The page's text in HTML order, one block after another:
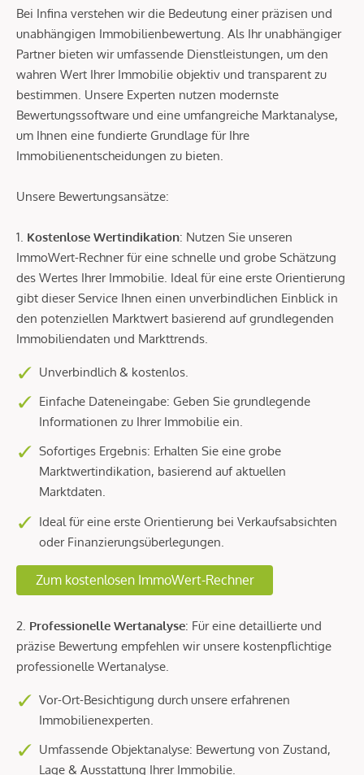
Bei Infina verstehen wir die Bedeutung einer präzisen und
unabhängigen Immobilienbewertung. Als Ihr unabhängiger
Partner bieten wir umfassende Dienstleistungen, um den
wahren Wert Ihrer Immobilie objektiv und transparent zu
bestimmen. Unsere Experten nutzen modernste
Bewertungssoftware und eine umfangreiche Marktanalyse,
um Ihnen eine fundierte Grundlage für Ihre
Immobilienentscheidungen zu bieten.
Unsere Bewertungsansätze:
1. Kostenlose Wertindikation: Nutzen Sie unseren
ImmoWert-Rechner für eine schnelle und grobe Schätzung
des Wertes Ihrer Immobilie. Ideal für eine erste Orientierung
gibt dieser Service Ihnen einen unverbindlichen Einblick in
den potenziellen Marktwert basierend auf grundlegenden
Immobiliendaten und Markttrends.
Unverbindlich & kostenlos.
Einfache Dateneingabe: Geben Sie grundlegende
Informationen zu Ihrer Immobilie ein.
Sofortiges Ergebnis: Erhalten Sie eine grobe
Marktwertindikation, basierend auf aktuellen
Marktdaten.
Ideal für eine erste Orientierung bei Verkaufsabsichten
oder Finanzierungsüberlegungen.
Zum kostenlosen ImmoWert-Rechner
2. Professionelle Wertanalyse: Für eine detaillierte und
präzise Bewertung empfehlen wir unsere kostenpflichtige
professionelle Wertanalyse.
Vor-Ort-Besichtigung durch unsere erfahrenen
Immobilienexperten.
Umfassende Objektanalyse: Bewertung von Zustand,
Lage & Ausstattung Ihrer Immobilie.